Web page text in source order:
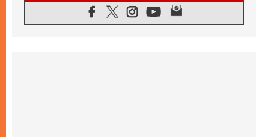
الكنيسة في الأوروغواي: زيارة البابا ستعزز